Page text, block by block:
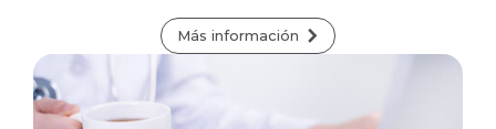
Más información